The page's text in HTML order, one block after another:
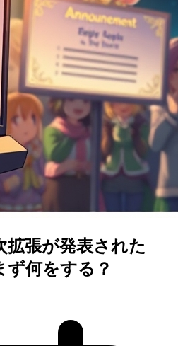
張が発表された
ず何をする？